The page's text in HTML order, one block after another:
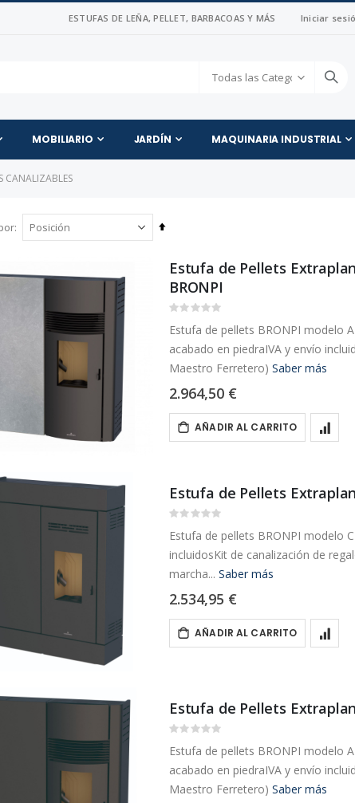
ESTUFAS DE LEÑA, PELLET, BARBACOAS Y MÁS Iniciar
MOBILIARIO JARDÍN MAQUINARIA INDUSTRIAL
CANALIZABLES
Fijar
Descendente
Estufa de Pellets
BRONPI
Rating:
Estufa de pellets BRONPI modelo
acabado en piedraIVA y envío
Maestro Ferretero) Saber más
2.964,50 €
AÑADIR AL CARRITO
Estufa de Pellets
Rating:
Estufa de pellets BRONPI modelo
incluidosKit de canalización de
marcha... Saber más
2.534,95 €
AÑADIR AL CARRITO
Estufa de Pellets
Rating:
Estufa de pellets BRONPI modelo
acabado en piedraIVA y envío
Maestro Ferretero) Saber más